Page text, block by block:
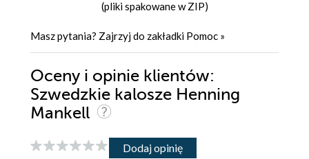
(pliki spakowane w ZIP)
Masz pytania? Zajrzyj do zakładki Pomoc »
Oceny i opinie klientów:
Szwedzkie kalosze Henning
Mankell
Dodaj opinię